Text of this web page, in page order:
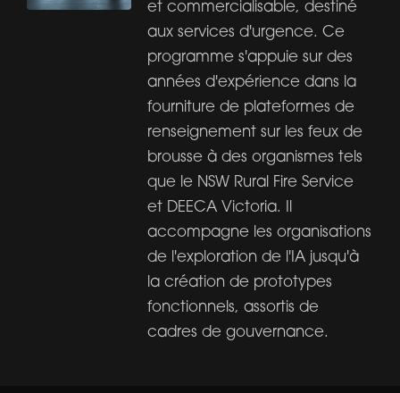
et commercialisable, destiné
aux services d'urgence. Ce
programme s'appuie sur des
années d'expérience dans la
fourniture de plateformes de
renseignement sur les feux de
brousse à des organismes tels
que le NSW Rural Fire Service
et DEECA Victoria. Il
accompagne les organisations
de l'exploration de l'IA jusqu'à
la création de prototypes
fonctionnels, assortis de
cadres de gouvernance.